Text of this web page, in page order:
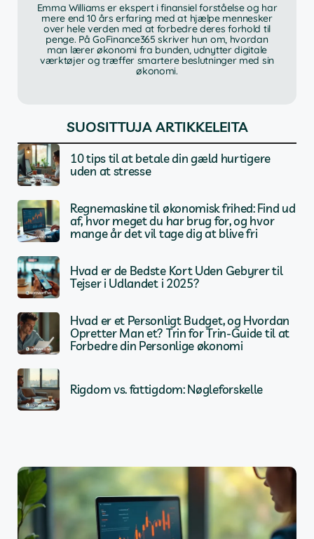
Emma Williams er ekspert i finansiel forståelse og har
mere end 10 års erfaring med at hjælpe mennesker
over hele verden med at forbedre deres forhold til
penge. På GoFinance365 skriver hun om, hvordan
man lærer økonomi fra bunden, udnytter digitale
værktøjer og træffer smartere beslutninger med sin
økonomi.
SUOSITTUJA ARTIKKELEITA
10 tips til at betale din gæld hurtigere
uden at stresse
Regnemaskine til økonomisk frihed: Find ud
af, hvor meget du har brug for, og hvor
mange år det vil tage dig at blive fri
Hvad er de Bedste Kort Uden Gebyrer til
Tejser i Udlandet i 2025?
Hvad er et Personligt Budget, og Hvordan
Opretter Man et? Trin for Trin-Guide til at
Forbedre din Personlige økonomi
Rigdom vs. fattigdom: Nøgleforskelle